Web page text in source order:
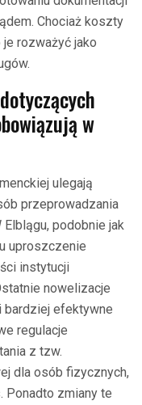
Chociaż koszty
rozważyć jako
w
ulegają
przeprowadzania
Elblągu, podobnie jak
uproszczenie
instytucji
nowelizacje
bardziej efektywne
regulacje
z tzw.
dla osób fizycznych,
Ponadto zmiany te